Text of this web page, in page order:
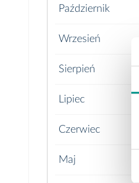
Październik
Wrzesień
Sierpień
Lipiec
Czerwiec
Maj